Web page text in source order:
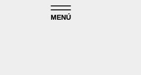
MENÚ